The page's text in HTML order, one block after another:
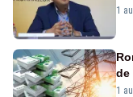
1
de
1